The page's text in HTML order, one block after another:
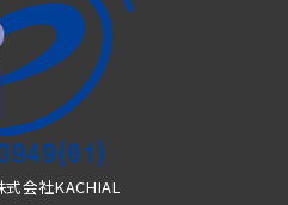
会社KACHIAL